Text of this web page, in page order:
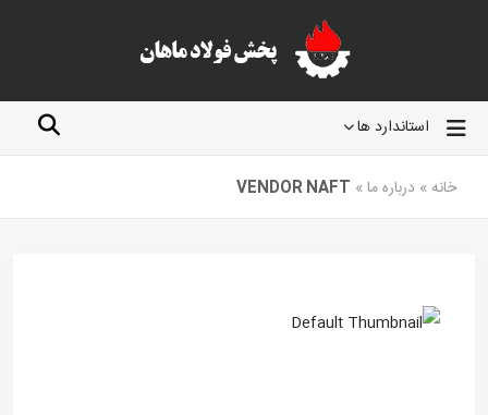
استاندارد ها
خانه » درباره ما»
VENDOR NAFT